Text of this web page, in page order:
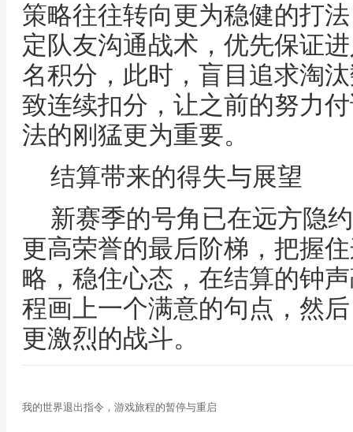
策略往往转向更为稳健的打
定队友沟通战术，优先保证
名积分，此时，盲目追求淘
致连续扣分，让之前的努力
法的刚猛更为重要。
结算带来的得失与展望
新赛季的号角已在远方隐
更高荣誉的最后阶梯，把握
略，稳住心态，在结算的钟
程画上一个满意的句点，然
更激烈的战斗。
我的世界退出指令，游戏旅程的暂停与重启